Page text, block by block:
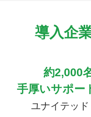
導入企
約2,000
手厚いサポー
ユナイテッ